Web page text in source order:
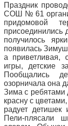
Праздник
СОШ № 61
придомовой
присоединились
получилось
появилась
а приветливая,
игры, детские
Пообщались
озорничала она
Зима с ребятами
красну с
радует детишек
Пели-плясали